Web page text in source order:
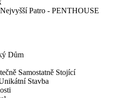
Patro - PENTHOUSE
Dům
Samostatně Stojící
Stavba